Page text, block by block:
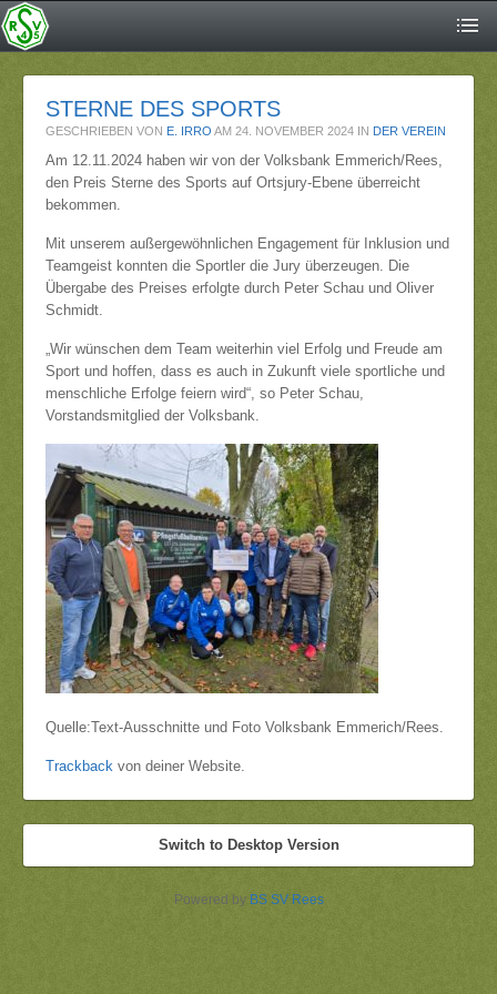
STERNE DES SPORTS
GESCHRIEBEN VON E. IRRO AM 24. NOVEMBER 2024 IN DER VEREIN
Am 12.11.2024 haben wir von der Volksbank Emmerich/Rees,
den Preis Sterne des Sports auf Ortsjury-Ebene überreicht
bekommen.
Mit unserem außergewöhnlichen Engagement für Inklusion und
Teamgeist konnten die Sportler die Jury überzeugen. Die
Übergabe des Preises erfolgte durch Peter Schau und Oliver
Schmidt.
„Wir wünschen dem Team weiterhin viel Erfolg und Freude am
Sport und hoffen, dass es auch in Zukunft viele sportliche und
menschliche Erfolge feiern wird“, so Peter Schau,
Vorstandsmitglied der Volksbank.
Quelle:Text-Ausschnitte und Foto Volksbank Emmerich/Rees.
Trackback von deiner Website.
Switch to Desktop Version
Powered by BS SV Rees